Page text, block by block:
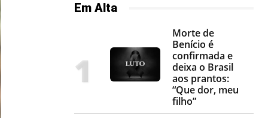
Em Alta
Morte de
Benício é
confirmada e
deixa o Brasil
aos prantos:
“Que dor, meu
filho”